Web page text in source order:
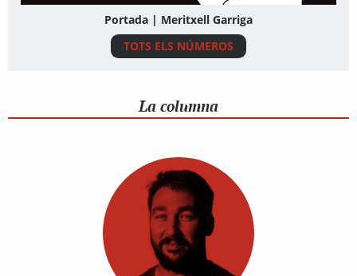
Portada | Meritxell Garriga
TOTS ELS NÚMEROS
La columna